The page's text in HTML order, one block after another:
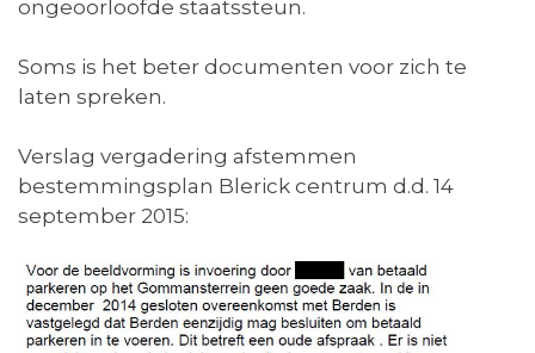
ongeoorloofde staatssteun.
Soms is het beter documenten voor zich te
laten spreken.
Verslag vergadering afstemmen
bestemmingsplan Blerick centrum d.d. 14
september 2015: